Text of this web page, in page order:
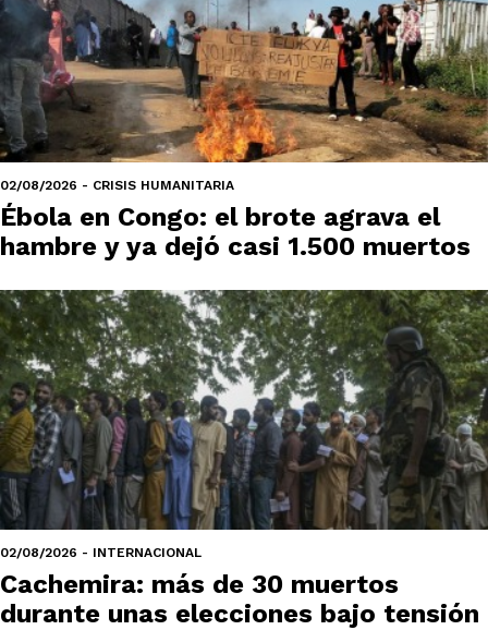
02/08/2026 - CRISIS HUMANITARIA
Ébola en Congo: el brote agrava el
hambre y ya dejó casi 1.500 muertos
02/08/2026 - INTERNACIONAL
Cachemira: más de 30 muertos
durante unas elecciones bajo tensión